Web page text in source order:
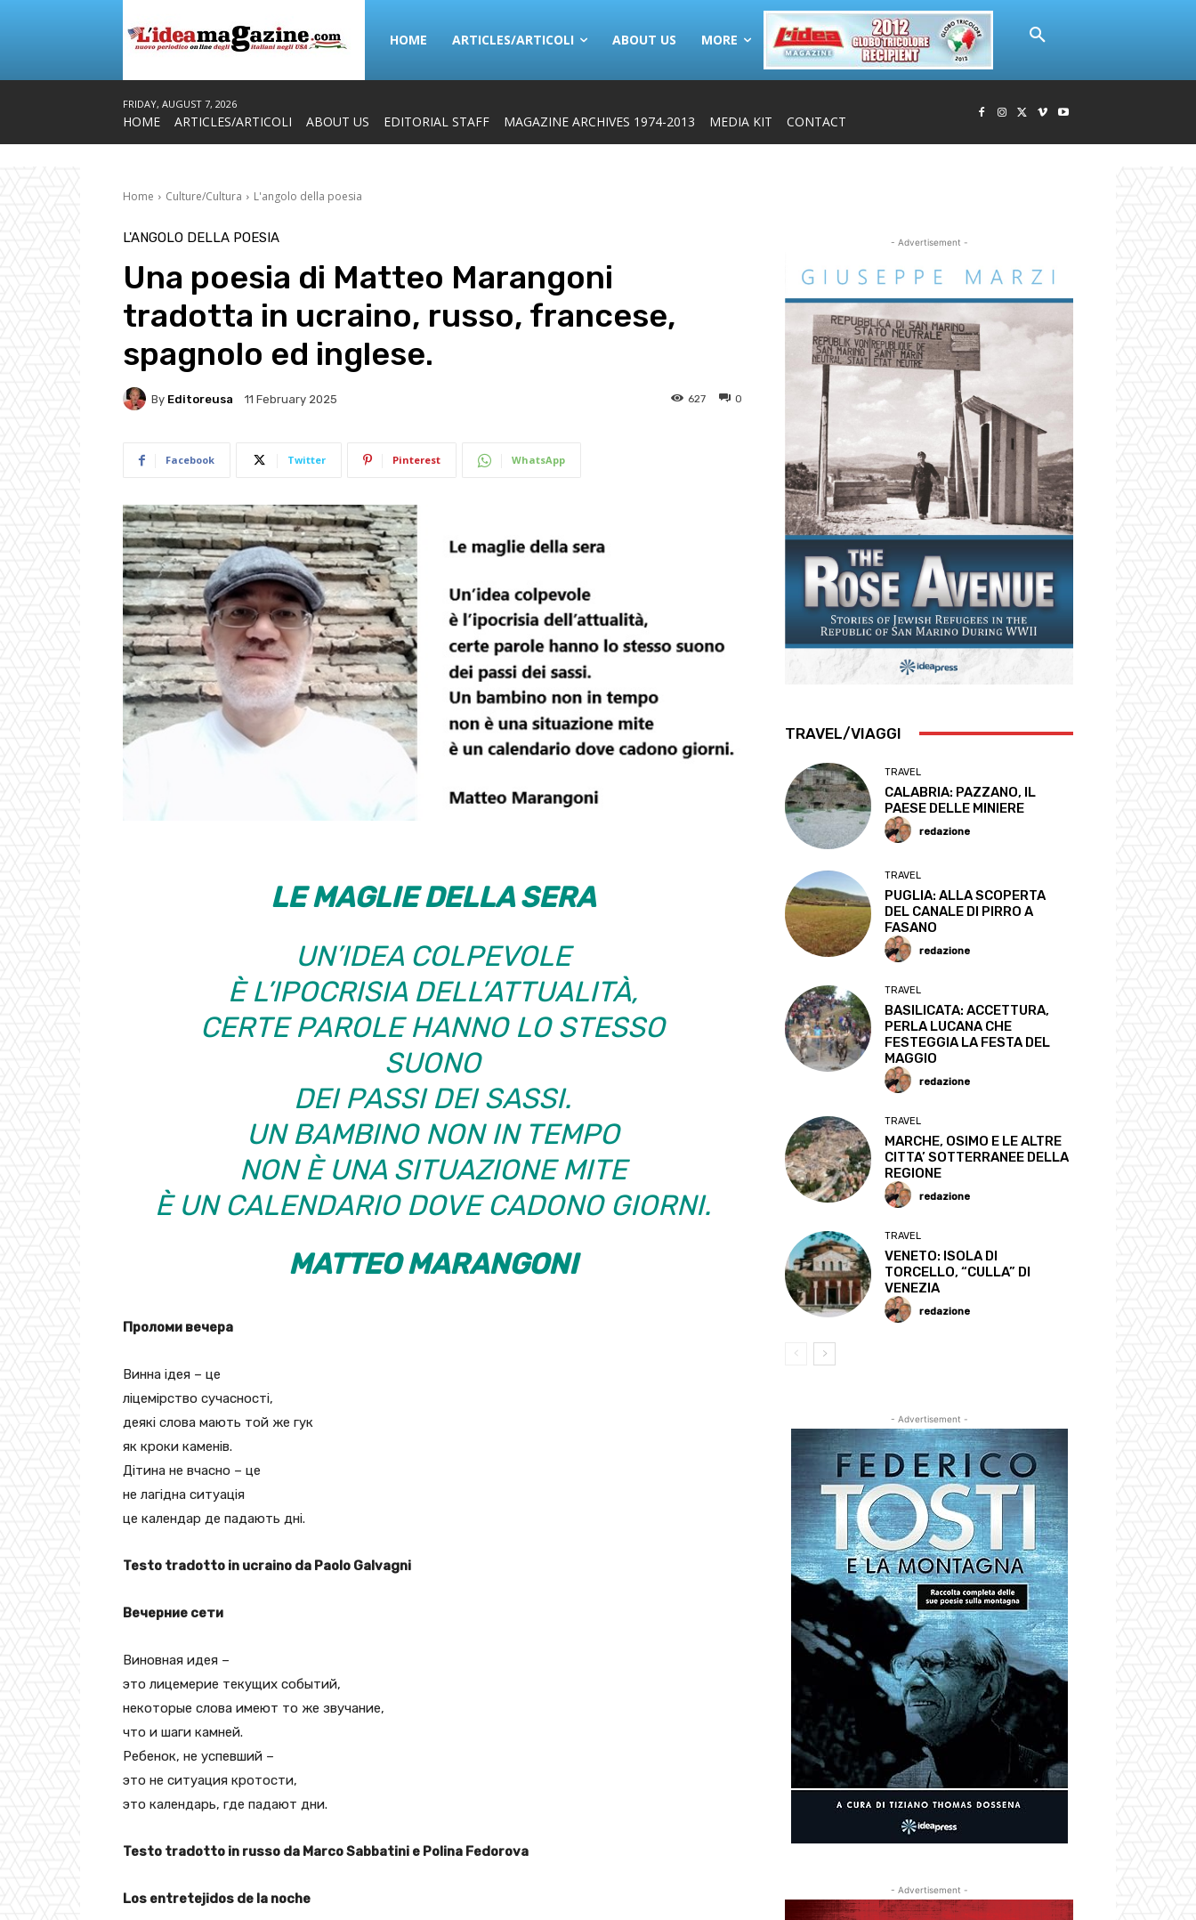
HOME ARTICLES/ARTICOLI ABOUT US MORE
FRIDAY, AUGUST 7, 2026
HOME ARTICLES/ARTICOLI ABOUT US EDITORIAL STAFF MAGAZINE ARCHIVES 1974-2013 MEDIA KIT CONTACT
Home Culture/Cultura L'angolo della poesia
L'ANGOLO DELLA POESIA
Una poesia di Matteo Marangoni
tradotta in ucraino, russo, francese,
spagnolo ed inglese.
By Editoreusa 11 February 2025 0
627
Facebook Twitter Pinterest WhatsApp
LE MAGLIE DELLA SERA
UN’IDEA COLPEVOLE
È L’IPOCRISIA DELL’ATTUALITÀ,
CERTE PAROLE HANNO LO STESSO
SUONO
DEI PASSI DEI SASSI.
UN BAMBINO NON IN TEMPO
NON È UNA SITUAZIONE MITE
È UN CALENDARIO DOVE CADONO GIORNI.
MATTEO MARANGONI
Проломи вечера
Винна ідея – це
ліцемірство сучасності,
деякі слова мають той же гук
як кроки каменів.
Дітина не вчасно – це
не лагідна ситуація
це календар де падають дні.
Testo tradotto in ucraino da Paolo Galvagni
Вечерние сети
Виновная идея –
это лицемерие текущих событий,
некоторые слова имеют то же звучание,
что и шаги камней.
Ребенок, не успевший –
это не ситуация кротости,
это календарь, где падают дни.
Testo tradotto in russo da Marco Sabbatini e Polina Fedorova
Los entretejidos de la noche
- Advertisement -
TRAVEL/VIAGGI
TRAVEL
CALABRIA: PAZZANO, IL
PAESE DELLE MINIERE
redazione
TRAVEL
PUGLIA: ALLA SCOPERTA
DEL CANALE DI PIRRO A
FASANO
redazione
TRAVEL
BASILICATA: ACCETTURA,
PERLA LUCANA CHE
FESTEGGIA LA FESTA DEL
MAGGIO
redazione
TRAVEL
MARCHE, OSIMO E LE ALTRE
CITTA’ SOTTERRANEE DELLA
REGIONE
redazione
TRAVEL
VENETO: ISOLA DI
TORCELLO, “CULLA” DI
VENEZIA
redazione
- Advertisement -
- Advertisement -